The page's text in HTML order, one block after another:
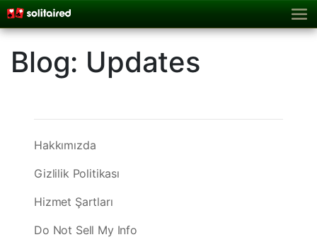
Blog: Updates
Hakkımızda
Gizlilik Politikası
Hizmet Şartları
Do Not Sell My Info